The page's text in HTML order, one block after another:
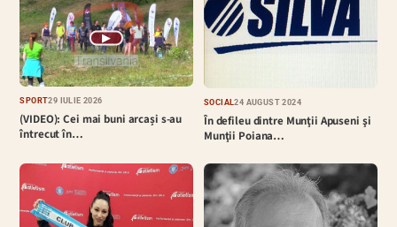
▶
SPORT29 IULIE 2026
(VIDEO): Cei mai buni arcași s-au
întrecut în…
SOCIAL24 AUGUST 2024
În defileu dintre Munţii Apuseni şi
Munţii Poiana…